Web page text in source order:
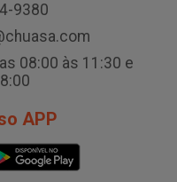
9380
08:00 às 11:30 e
APP